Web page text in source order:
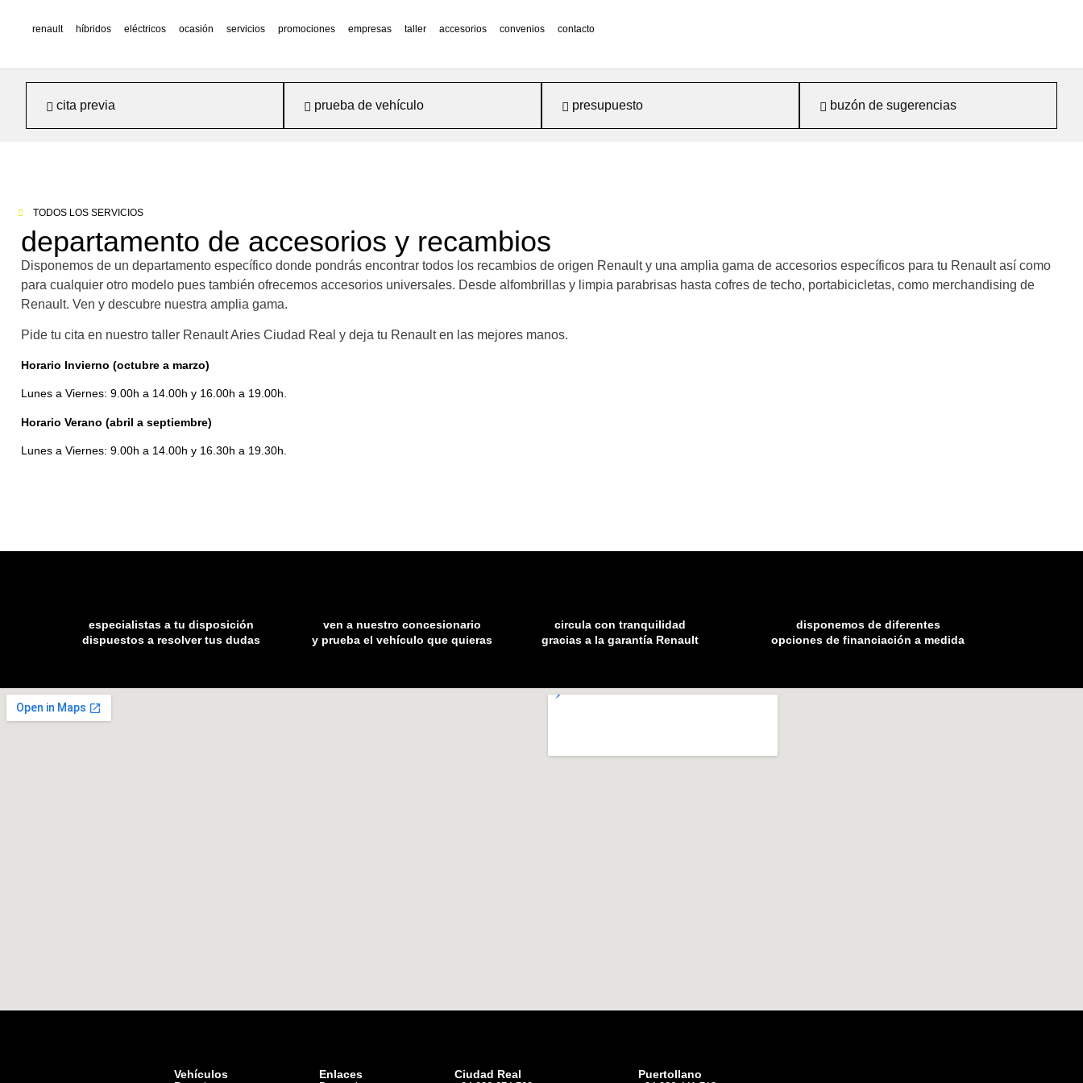
renault híbridos eléctricos ocasión servicios promociones empresas taller accesorios convenios contacto
cita previa prueba de vehículo presupuesto buzón de sugerencias
TODOS LOS SERVICIOS
departamento de accesorios y recambios
Disponemos de un departamento específico donde pondrás encontrar todos los recambios de origen Renault y una amplia gama de accesorios específicos para tu Renault así como
para cualquier otro modelo pues también ofrecemos accesorios universales. Desde alfombrillas y limpia parabrisas hasta cofres de techo, portabicicletas, como merchandising de
Renault. Ven y descubre nuestra amplia gama.
Pide tu cita en nuestro taller Renault Aries Ciudad Real y deja tu Renault en las mejores manos.
Horario Invierno (octubre a marzo)
Lunes a Viernes: 9.00h a 14.00h y 16.00h a 19.00h.
Horario Verano (abril a septiembre)
Lunes a Viernes: 9.00h a 14.00h y 16.30h a 19.30h.
especialistas a tu disposición
dispuestos a resolver tus dudas
ven a nuestro concesionario
y prueba el vehículo que quieras
circula con tranquilidad
gracias a la garantía Renault
disponemos de diferentes
opciones de financiación a medida
Vehículos Enlaces Ciudad Real Puertollano